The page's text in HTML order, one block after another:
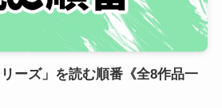
ーズ」を読む順番《全8作品一